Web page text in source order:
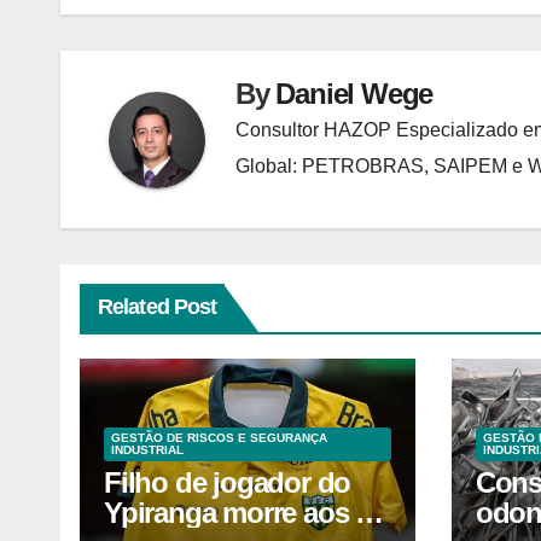
Post
ByDaniel Wege
Consultor HAZOP Especializado
Global: PETROBRAS, SAIPEM e
Related Post
GESTÃO DE RISCOS E SEGURANÇA
INDUSTRIAL
Filho de jogador do
Ypiranga morre aos 2
GESTÃO